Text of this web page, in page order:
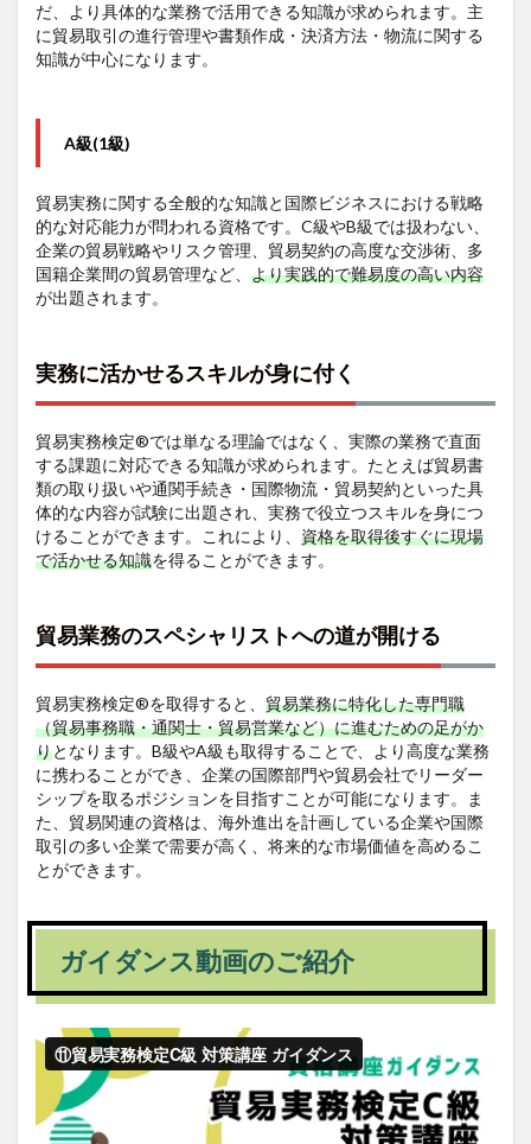
だ、より具体的な業務で活用できる知識が求められます。主
に貿易取引の進行管理や書類作成・決済方法・物流に関する
知識が中心になります。
A級(1級)
貿易実務に関する全般的な知識と国際ビジネスにおける戦略
的な対応能力が問われる資格です。C級やB級では扱わない、
企業の貿易戦略やリスク管理、貿易契約の高度な交渉術、多
国籍企業間の貿易管理など、 より実践的で難易度の高い内容
が出題されます。
実務に活かせるスキルが身に付く
貿易実務検定®では単なる理論ではなく、実際の業務で直面
する課題に対応できる知識が求められます。たとえば貿易書
類の取り扱いや通関手続き・国際物流・貿易契約といった具
体的な内容が試験に出題され、実務で役立つスキルを身につ
けることができます。これにより、 資格を取得後すぐに現場
で活かせる知識を得ることができます。
貿易業務のスペシャリストへの道が開ける
貿易実務検定®を取得すると、 貿易業務に特化した専門職
（貿易事務職・通関士・貿易営業など）に進むための足がか
りとなります。B級やA級も取得することで、より高度な業務
に携わることができ、企業の国際部門や貿易会社でリーダー
シップを取るポジションを目指すことが可能になります。ま
た、貿易関連の資格は、海外進出を計画している企業や国際
取引の多い企業で需要が高く、将来的な市場価値を高めるこ
とができます。
ガイダンス動画のご紹介